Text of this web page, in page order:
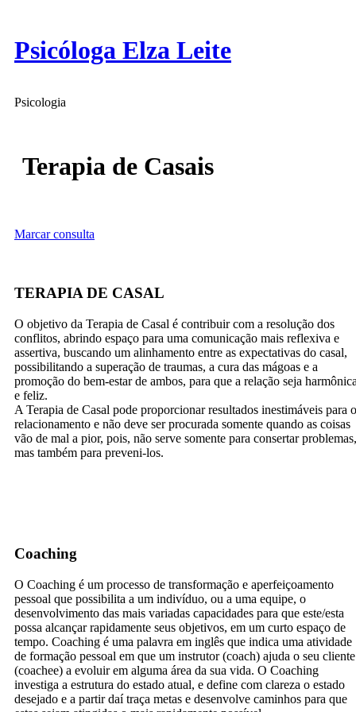
content
Psicóloga Elza Leite
Psicologia
Terapia de Casais
Marcar consulta
TERAPIA DE CASAL
O objetivo da Terapia de Casal é contribuir com a resolução dos
conflitos, abrindo espaço para uma comunicação mais reflexiva e
assertiva, buscando um alinhamento entre as expectativas do casal,
possibilitando a superação de traumas, a cura das mágoas e a
promoção do bem-estar de ambos, para que a relação seja
e feliz.
A Terapia de Casal pode proporcionar resultados inestimáveis para o
relacionamento e não deve ser procurada somente quando as coisas
vão de mal a pior, pois, não serve somente para consertar problemas,
mas também para preveni-los.
Coaching
O Coaching é um processo de transformação e aperfeiçoamento
pessoal que possibilita a um indivíduo, ou a uma equipe, o
desenvolvimento das mais variadas capacidades para que este/esta
possa alcançar rapidamente seus objetivos, em um curto espaço de
tempo. Coaching é uma palavra em inglês que indica uma atividade
de formação pessoal em que um instrutor (coach) ajuda o seu cliente
(coachee) a evoluir em alguma área da sua vida. O Coaching
investiga a estrutura do estado atual, e define com clareza o estado
desejado e a partir daí traça metas e desenvolve caminhos para que